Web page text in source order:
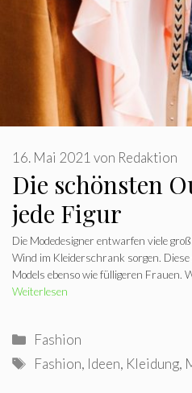
Die schönsten
jede Figur
16. Mai 2021 von Redaktion
Die Modedesigner entwarfen viele
Wind im Kleiderschrank sorgen.
Models ebenso wie fülligeren Frauen.
Weiterlesen
Kategorien
Fashion
Schlagwörter
Fashion, Ideen, Kleidung,